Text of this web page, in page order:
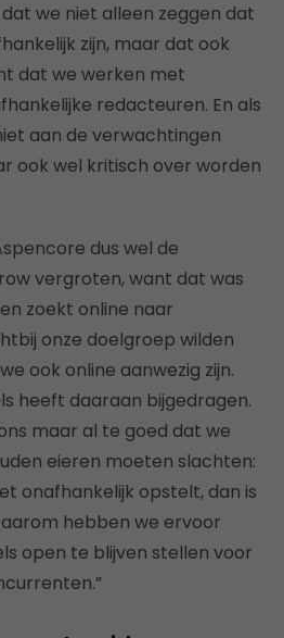
we niet alleen zeggen dat
zijn, maar dat ook
dat we werken met
redacteuren. En als
aan de verwachtingen
ook wel kritisch over worden
dus wel de
vergroten, want dat was
zoekt online naar
onze doelgroep wilden
ook online aanwezig zijn.
heeft daaraan bijgedragen.
maar al te goed dat we
eieren moeten slachten:
onafhankelijk opstelt, dan is
hebben we ervoor
open te blijven stellen voor